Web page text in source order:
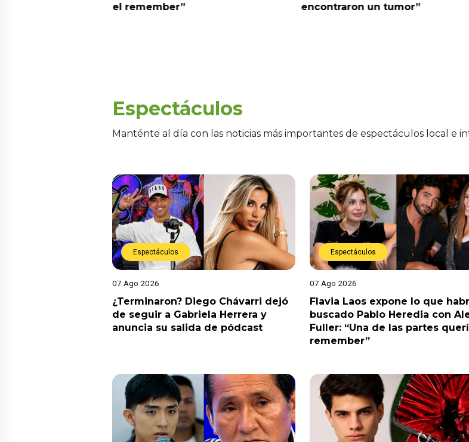
el remember”
encontraron un tumor”
Espectáculos
Manténte al día con las noticias más importantes de espectáculos local e
Espectáculos
07 Ago 2026
¿Terminaron? Diego Chávarri dejó
de seguir a Gabriela Herrera y
anuncia su salida de pódcast
Espectáculos
07 Ago 2026
Flavia Laos expone lo que
buscado Pablo Heredia con
Fuller: “Una de las partes
remember”